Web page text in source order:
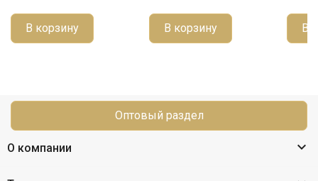
В корзину В корзину В
Оптовый раздел
О компании 